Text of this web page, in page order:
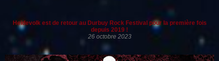
Heidevolk est de retour au Durbuy Rock Festival pour la première fois
depuis 2019 !
26 octobre 2023